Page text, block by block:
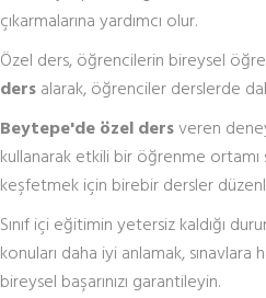
çıkarmalarına yardımcı olur.
Özel ders, öğrencilerin bireysel
dersalarak, öğrenciler derslerde
Beytepe'de özel dersveren
kullanarak etkili bir öğrenme
keşfetmek için birebir dersler
Sınıf içi eğitimin yetersiz kaldığı
konuları daha iyi anlamak,
bireysel başarınızı garantileyin.